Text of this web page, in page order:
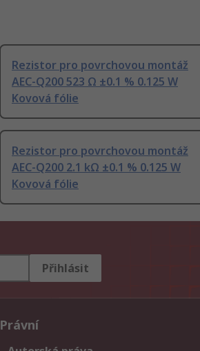
Rezistor pro povrchovou montáž
AEC-Q200 523 Ω ±0.1 % 0.125 W
Kovová fólie
Rezistor pro povrchovou montáž
AEC-Q200 2.1 kΩ ±0.1 % 0.125 W
Kovová fólie
Přihlásit
Právní